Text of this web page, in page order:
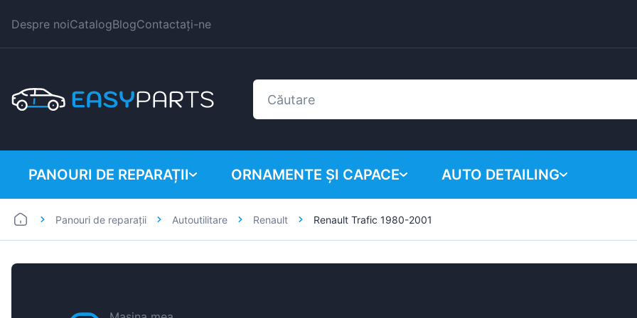
Despre noiCatalogBlogContactați-ne
PANOURI DE REPARAȚII
Autoutilitare
ORNAMENTE ȘI CAPACE
BMW
AUTO DETAILING
Panouri de reparații Autoutilitare Renault Renault Trafic 1980-2001